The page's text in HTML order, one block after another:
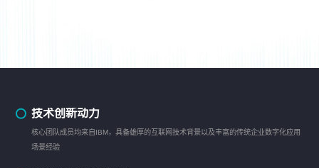
技术创新动力
核心团队成员均来自IBM，具备雄厚的互联网技术背景以及丰富的传统企业数字化应用
场景经验